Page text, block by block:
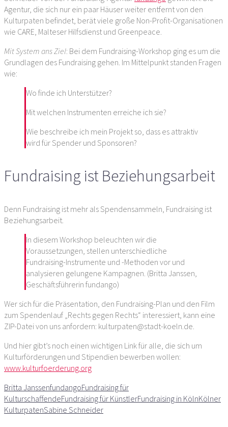
Agentur, die sich nur ein paar Häuser weiter entfernt von den
Kulturpaten befindet, berät viele große Non-Profit-Organisationen
wie CARE, Malteser Hilfsdienst und Greenpeace.
Mit System ans Ziel: Bei dem Fundraising-Workshop ging es um die
Grundlagen des Fundraising gehen. Im Mittelpunkt standen Fragen
wie:
Wo finde ich Unterstützer?
Mit welchen Instrumenten erreiche ich sie?
Wie beschreibe ich mein Projekt so, dass es attraktiv
wird für Spender und Sponsoren?
Fundraising ist Beziehungsarbeit
Denn Fundraising ist mehr als Spendensammeln, Fundraising ist
Beziehungsarbeit.
In diesem Workshop beleuchten wir die
Voraussetzungen, stellen unterschiedliche
Fundraising-Instrumente und -Methoden vor und
analysieren gelungene Kampagnen. (Britta Janssen,
Geschäftsführerin fundango)
Wer sich für die Präsentation, den Fundraising-Plan und den Film
zum Spendenlauf „Rechts gegen Rechts“ interessiert, kann eine
ZIP-Datei von uns anfordern: kulturpaten@stadt-koeln.de.
Und hier gibt’s noch einen wichtigen Link für alle, die sich um
Kulturförderungen und Stipendien bewerben wollen:
www.kulturfoerderung.org
Britta JanssenfundangoFundraising für
KulturschaffendeFundraising für KünstlerFundraising in KölnKölner
KulturpatenSabine Schneider